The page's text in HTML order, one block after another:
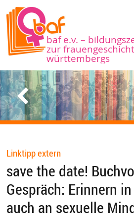
baf e.v. –
zur
württembergs
Linktipp extern
save the date!
Gespräch: Erinnern
auch an sexuelle